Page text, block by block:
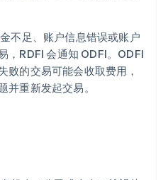
不足、账户信息错误或账户
，RDFI 会通知 ODFI。ODFI
败的交易可能会收取费用，
并重新发起交易。